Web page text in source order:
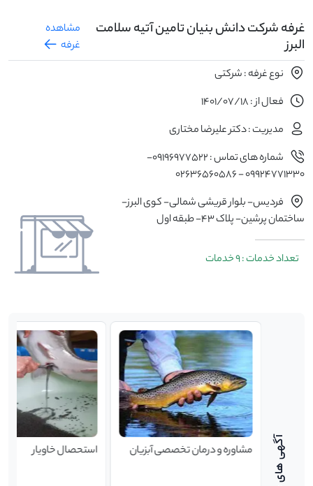
غرفه شرکت دانش بنیان تامین آتیه سلامت
البرز
مشاهده
غرفه
نوع غرفه : شرکتی
فعال از : 1401/07/18
مدیریت : دکتر علیرضا مختاری
شماره های تماس : 09196977522-
09924771330 - 02636560586
فردیس- بلوار قریشی شمالی- کوی البرز-
ساختمان پرشین- پلاک 43- طبقه اول
تعداد خدمات : 9 خدمات
مشاوره و درمان تخصصی آبزیان استحصال خاویار